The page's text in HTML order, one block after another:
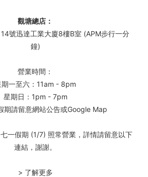
觀塘總店：
號迅達工業大廈8樓B室 (APM步行一分
鐘)
營業時間：
期一至六：11am - 8pm
星期日：1pm - 7pm
期請留意網站公告或Google Map
一假期 (1/7) 照常營業，詳情請留意以下
連結，謝謝。
> 了解更多